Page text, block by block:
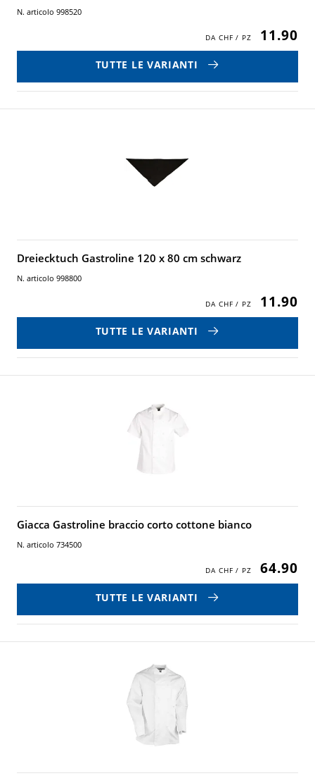
N. articolo 998520
11.90
TUTTE LE VARIANTI
Dreiecktuch Gastroline 120 x 80 cm schwarz
N. articolo 998800
11.90
TUTTE LE VARIANTI
Giacca Gastroline braccio corto cottone bianco
N. articolo 734500
64.90
TUTTE LE VARIANTI